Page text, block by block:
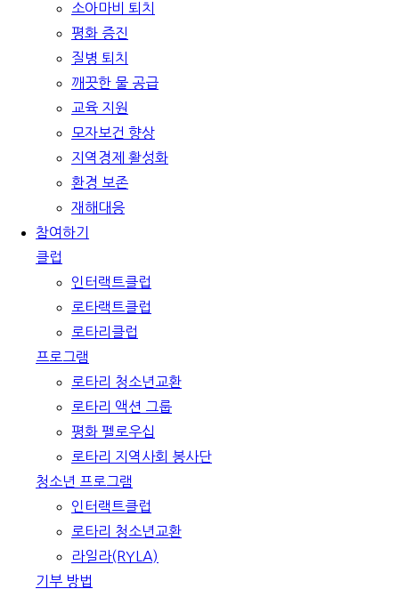
소아마비 퇴치
평화 증진
질병 퇴치
깨끗한 물 공급
교육 지원
모자보건 향상
지역경제 활성화
환경 보존
재해대응
참여하기
클럽
인터랙트클럽
로타랙트클럽
로타리클럽
프로그램
로타리 청소년교환
로타리 액션 그룹
평화 펠로우십
로타리 지역사회 봉사단
청소년 프로그램
인터랙트클럽
로타리 청소년교환
라일라(RYLA)
기부 방법